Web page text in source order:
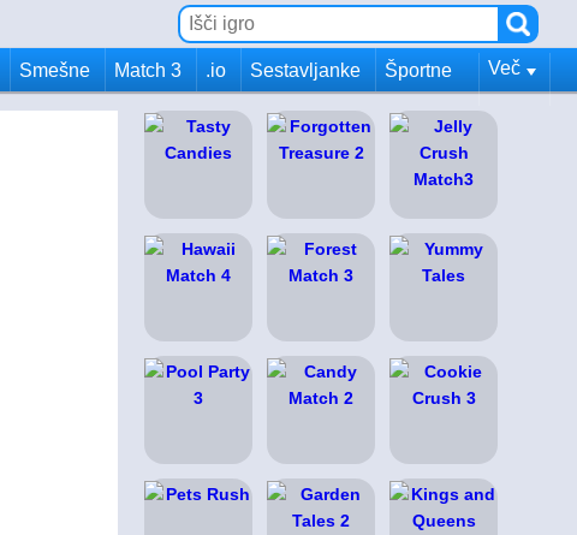
Smešne Match 3 .io Sestavljanke Športne Več